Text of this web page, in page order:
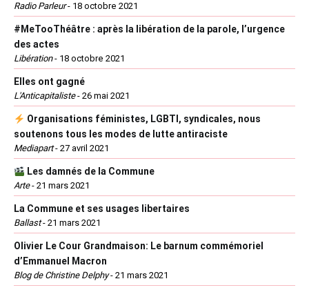
Radio Parleur- 18 octobre 2021
#MeTooThéâtre : après la libération de la parole, l’urgence
des actes
Libération- 18 octobre 2021
Elles ont gagné
L'Anticapitaliste- 26 mai 2021
Organisations féministes, LGBTI, syndicales, nous
soutenons tous les modes de lutte antiraciste
Mediapart- 27 avril 2021
Les damnés de la Commune
Arte- 21 mars 2021
La Commune et ses usages libertaires
Ballast- 21 mars 2021
Olivier Le Cour Grandmaison: Le barnum commémoriel
d’Emmanuel Macron
Blog de Christine Delphy- 21 mars 2021